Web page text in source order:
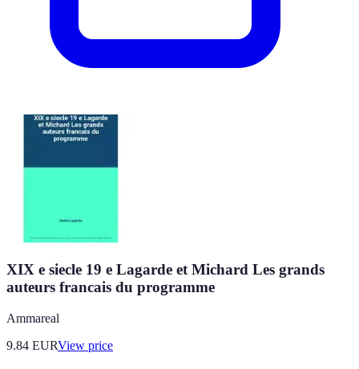
XIX e siecle 19 e Lagarde et Michard Les grands
auteurs francais du programme
Ammareal
9.84 EURView price